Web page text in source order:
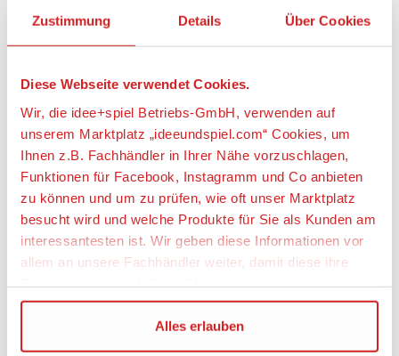
Zustimmung Details Über Cookies
Diese Webseite verwendet Cookies.
Wir, die idee+spiel Betriebs-GmbH, verwenden auf
unserem Marktplatz „ideeundspiel.com“ Cookies, um
Ihnen z.B. Fachhändler in Ihrer Nähe vorzuschlagen,
Funktionen für Facebook, Instagramm und Co anbieten
zu können und um zu prüfen, wie oft unser Marktplatz
besucht wird und welche Produkte für Sie als Kunden am
interessantesten ist. Wir geben diese Informationen vor
allem an unsere Fachhändler weiter, damit diese ihre
Wir verwenden den Google Tag Manager um weitere
Dienste einzubinden.
Alles erlauben
Ab 2 Jahre
Angaben zur Produktsicherheit:
Hersteller:
LEGO System A/S, Aastvej 1, 7190 Billund,
Dänemark, https://www.lego.com,
privacy.officer@LEGO.com
LEGO® DUPLO®